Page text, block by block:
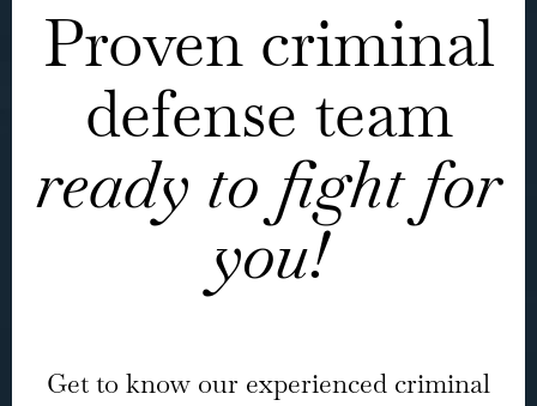
Proven criminal
defense team
ready to fight for
you!
Get to know our experienced criminal